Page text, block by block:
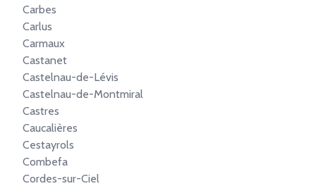
Carbes
Carlus
Carmaux
Castanet
Castelnau-de-Lévis
Castelnau-de-Montmiral
Castres
Caucalières
Cestayrols
Combefa
Cordes-sur-Ciel